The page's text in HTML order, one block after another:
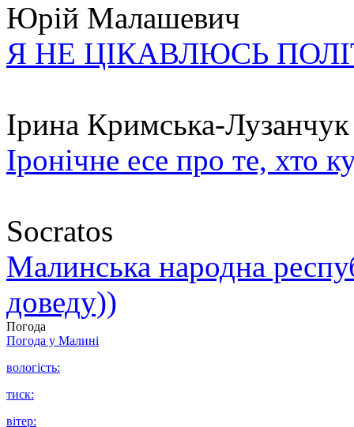
Юрій Малашевич
Я НЕ ЦІКАВЛЮСЬ
Ірина Кримська-Лузанчук
Іронічне есе про те, хто
Socratos
Малинська народна
доведу))
Погода
Погода у Малині
вологість:
тиск:
вітер: